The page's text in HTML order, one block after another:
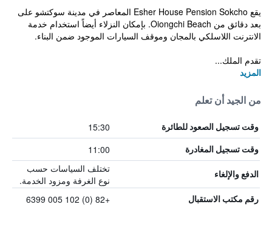
يقع Esher House Pension Sokcho المعاصر في مدينة سوكتشو على
بعد دقائق من Oiongchi Beach. بإمكان النزلاء أيضاً استخدام خدمة
الانترنت اللاسلكي بالمجان وموقف السيارات الموجود ضمن البناء.
تقدم الملك...
المزيد
من الجيد أن تعلم
وقت تسجيل الصعود للطائرة 15:30
وقت تسجيل المغادرة 11:00
الدفع والإلغاء
تختلف السياسات حسب
نوع الغرفة ومزود الخدمة.
رقم مكتب الاستقبال +82 (0) 102 005 6399